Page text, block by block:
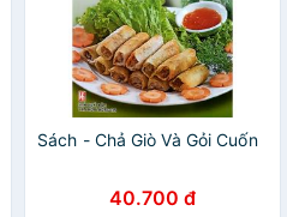
Sách - Chả Giò Và Gỏi Cuốn
40.700 đ